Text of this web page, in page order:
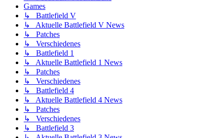
Games
↳ Battlefield V
↳ Aktuelle Battlefield V News
↳ Patches
↳ Verschiedenes
↳ Battlefield 1
↳ Aktuelle Battlefield 1 News
↳ Patches
↳ Verschiedenes
↳ Battlefield 4
↳ Aktuelle Battlefield 4 News
↳ Patches
↳ Verschiedenes
↳ Battlefield 3